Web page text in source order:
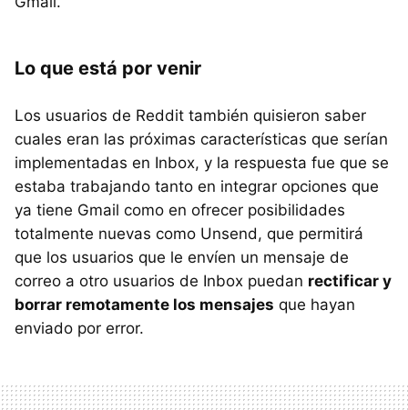
Lo que está por venir
Los usuarios de Reddit también quisieron saber
cuales eran las próximas características que serían
implementadas en Inbox, y la respuesta fue que se
estaba trabajando tanto en integrar opciones que
ya tiene Gmail como en ofrecer posibilidades
totalmente nuevas como Unsend, que permitirá
que los usuarios que le envíen un mensaje de
correo a otro usuarios de Inbox puedan rectificar y
borrar remotamente los mensajes que hayan
enviado por error.